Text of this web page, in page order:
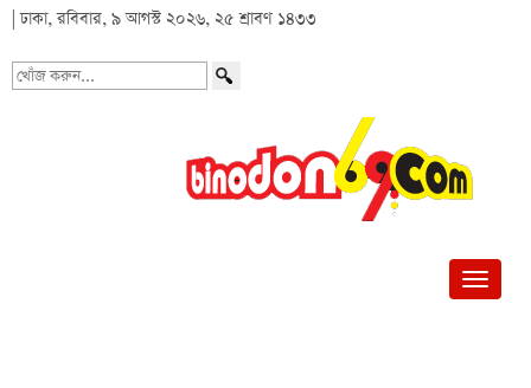
| ঢাকা, রবিবার, ৯ আগস্ট ২০২৬, ২৫ শ্রাবণ ১৪৩৩
খোঁজ